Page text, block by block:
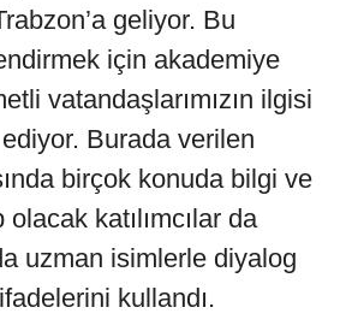
geliyor. Bu
için akademiye
vatandaşlarımızın ilgisi
Burada verilen
birçok konuda bilgi ve
katılımcılar da
uzman isimlerle diyalog
kullandı.